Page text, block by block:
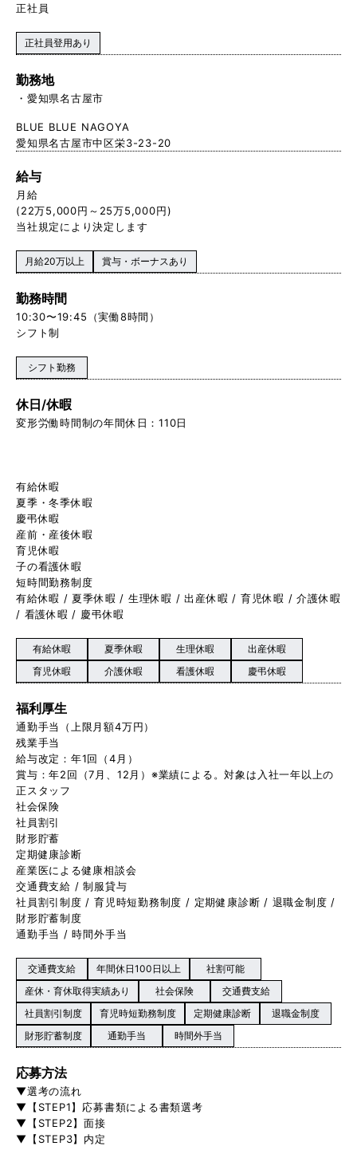
正社員
正社員登用あり
勤務地
愛知県名古屋市
BLUE BLUE NAGOYA
愛知県名古屋市中区栄3-23-20
給与
月給
(22万5,000円～25万5,000円)
当社規定により決定します
月給20万以上 賞与・ボーナスあり
勤務時間
10:30〜19:45（実働8時間）
シフト制
シフト勤務
休日/休暇
変形労働時間制の年間休日：110日
有給休暇
夏季・冬季休暇
慶弔休暇
産前・産後休暇
育児休暇
子の看護休暇
短時間勤務制度
有給休暇 / 夏季休暇 / 生理休暇 / 出産休暇 / 育児休暇 / 介護休暇
/ 看護休暇 / 慶弔休暇
有給休暇 夏季休暇 生理休暇
出産休暇
育児休暇
介護休暇 看護休暇 慶弔休暇
福利厚生
通勤手当（上限月額4万円）
残業手当
給与改定：年1回（4月）
賞与：年2回（7月、12月）※業績による。対象は入社一年以上の
正スタッフ
社会保険
社員割引
財形貯蓄
定期健康診断
産業医による健康相談会
交通費支給 / 制服貸与
社員割引制度 / 育児時短勤務制度 / 定期健康診断 / 退職金制度 /
財形貯蓄制度
通勤手当 / 時間外手当
交通費支給 年間休日100日以上
社割可能
産休・育休取得実績あり
社会保険
交通費支給
社員割引制度
育児時短勤務制度 定期健康診断
退職金制度
財形貯蓄制度
通勤手当 時間外手当
応募方法
▼選考の流れ
▼【STEP1】応募書類による書類選考
▼【STEP2】面接
▼【STEP3】内定